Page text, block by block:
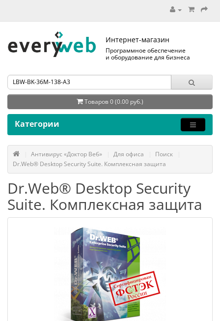
Интернет-магазин
Программное обеспечение
и оборудование для бизнеса
Товаров 0 (0.00 руб.)
Категории
Антивирус «Доктор Веб» Для офиса
Поиск
Dr.Web® Desktop Security Suite. Комплексная защита
Dr.Web® Desktop Security
Suite. Комплексная защита